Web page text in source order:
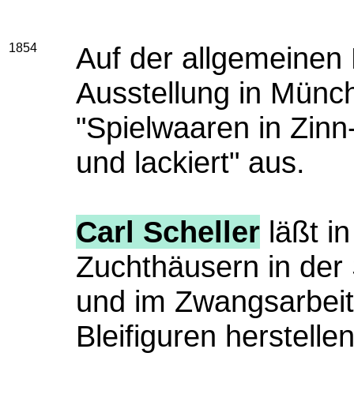
1854
Auf der
Ausstellung in
"Spielwaaren in
und lackiert" aus.
Carl Scheller läßt
Zuchthäusern in
und im
Bleifiguren